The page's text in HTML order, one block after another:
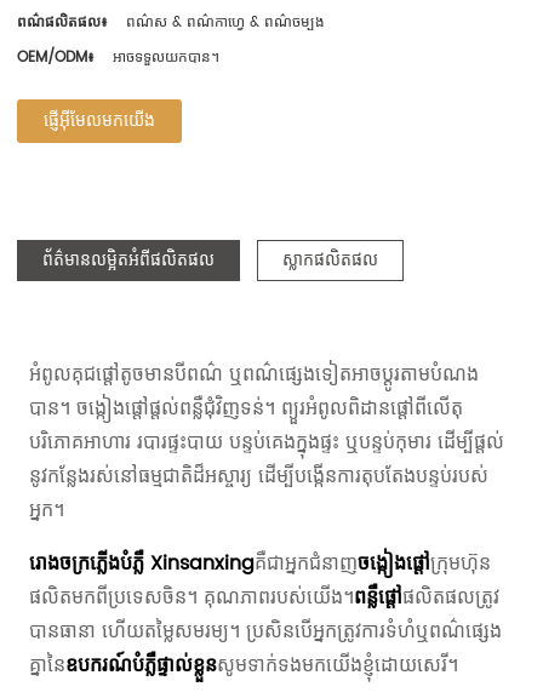
ពណ៌ផលិតផល៖
ពណ៌ស & ពណ៌កាហ្វេ & ពណ៌ចម្បង
OEM/ODM៖
អាចទទួលយកបាន។
ផ្ញើអ៊ីមែលមកយើង
ព័ត៌មានលម្អិតអំពីផលិតផល ស្លាកផលិតផល
អំពូលគុជផ្តៅតូចមានបីពណ៌ ឬពណ៌ផ្សេងទៀតអាចប្ដូរតាមបំណង
បាន។ ចង្កៀងផ្តៅផ្តល់ពន្លឺជុំវិញទន់។ ព្យួរអំពូលពិដានផ្តៅពីលើតុ
បរិភោគអាហារ របារផ្ទះបាយ បន្ទប់គេងក្នុងផ្ទះ ឬបន្ទប់កុមារ ដើម្បីផ្តល់
នូវកន្លែងរស់នៅធម្មជាតិដ៏អស្ចារ្យ ដើម្បីបង្កើនការតុបតែងបន្ទប់របស់
អ្នក។
រោងចក្រភ្លើងបំភ្លឺ Xinsanxingគឺជាអ្នកជំនាញចង្កៀងផ្តៅក្រុមហ៊ុន
ផលិតមកពីប្រទេសចិន។ គុណភាពរបស់យើង។ពន្លឺផ្តៅផលិតផលត្រូវ
បានធានា ហើយតម្លៃសមរម្យ។ ប្រសិនបើអ្នកត្រូវការទំហំឬពណ៌ផ្សេង
គ្នានៃឧបករណ៍បំភ្លឺផ្ទាល់ខ្លួនសូមទាក់ទងមកយើងខ្ញុំដោយសេរី។